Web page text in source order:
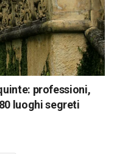
professioni,
luoghi segreti